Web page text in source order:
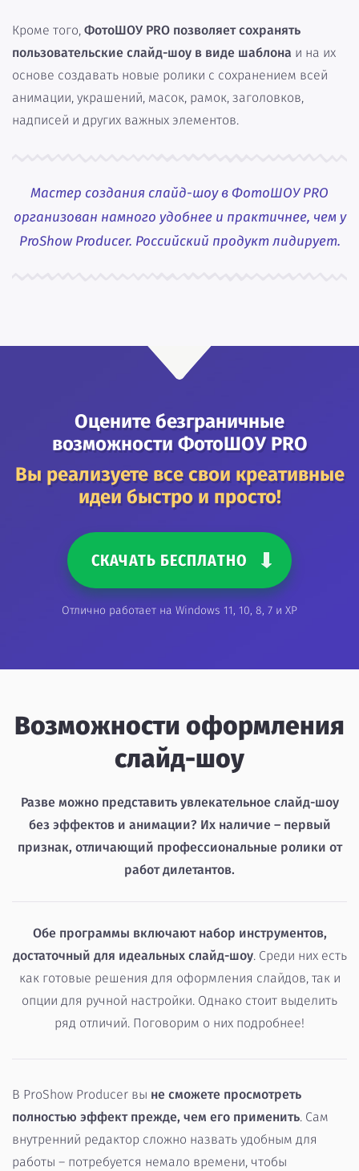
Кроме того, ФотоШОУ PRO позволяет сохранять
пользовательские слайд-шоу в виде шаблона и на их
основе создавать новые ролики с сохранением всей
анимации, украшений, масок, рамок, заголовков,
надписей и других важных элементов.
Мастер создания слайд-шоу в ФотоШОУ PRO
организован намного удобнее и практичнее, чем у
ProShow Producer. Российский продукт лидирует.
Оцените безграничные
возможности ФотоШОУ PRO
Вы реализуете все свои креативные
идеи быстро и просто!
СКАЧАТЬ БЕСПЛАТНО
Отлично работает на Windows 11, 10, 8, 7 и XP
Возможности оформления
слайд-шоу
Разве можно представить увлекательное слайд-шоу
без эффектов и анимации? Их наличие – первый
признак, отличающий профессиональные ролики от
работ дилетантов.
Обе программы включают набор инструментов,
достаточный для идеальных слайд-шоу. Среди них есть
как готовые решения для оформления слайдов, так и
опции для ручной настройки. Однако стоит выделить
ряд отличий. Поговорим о них подробнее!
В ProShow Producer вы не сможете просмотреть
полностью эффект прежде, чем его применить. Сам
внутренний редактор сложно назвать удобным для
работы – потребуется немало времени, чтобы